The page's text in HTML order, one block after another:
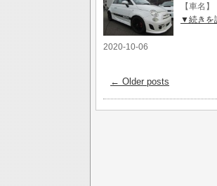
【車名
▼続きを
2020-10-06
← Older posts